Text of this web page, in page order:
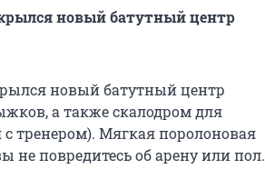
новый батутный центр
новый батутный центр
а также скалодром для
тренером). Мягкая поролоновая
не повредитесь об арену или пол.